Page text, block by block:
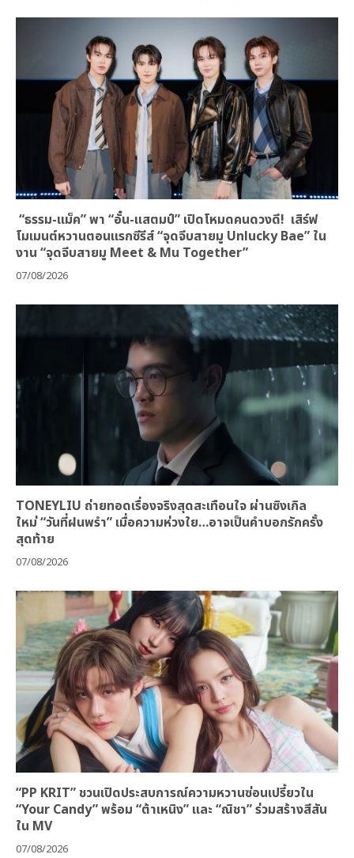
“ธรรม-แม็ค” พา “อั๋น-แสตมป์” เปิดโหมดคนดวงดี! เสิร์ฟ
โมเมนต์หวานตอนแรกซีรีส์ “จุดจีบสายมู Unlucky Bae” ใน
งาน “จุดจีบสายมู Meet & Mu Together”
07/08/2026
TONEYLIU ถ่ายทอดเรื่องจริงสุดสะเทือนใจ ผ่านซิงเกิล
ใหม่ “วันที่ฝนพรำ” เมื่อความห่วงใย…อาจเป็นคำบอกรักครั้ง
สุดท้าย
07/08/2026
“PP KRIT” ชวนเปิดประสบการณ์ความหวานซ่อนเปรี้ยวใน
“Your Candy” พร้อม “ต้าเหนิง” และ “ณิชา” ร่วมสร้างสีสัน
ใน MV
07/08/2026